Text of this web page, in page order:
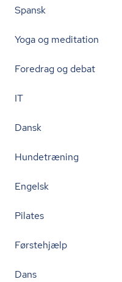
Spansk
Yoga og meditation
Foredrag og debat
IT
Dansk
Hundetræning
Engelsk
Pilates
Førstehjælp
Dans